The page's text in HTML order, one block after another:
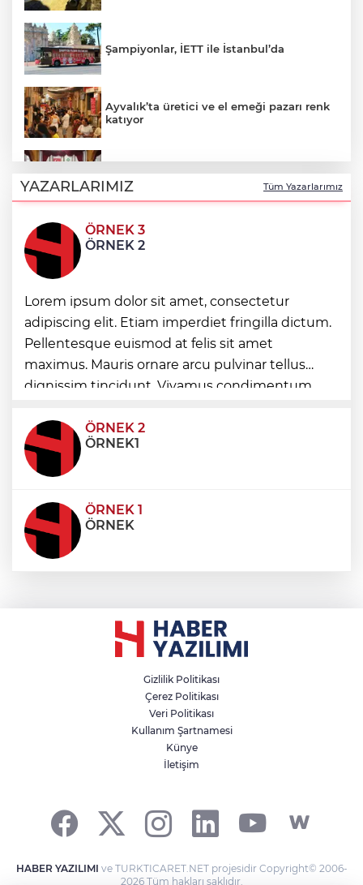
Şampiyonlar, İETT ile İstanbul’da
Ayvalık’ta üretici ve el emeği pazarı renk
katıyor
birliği
İpsala OSB'nin gelişimi için kritik ziyaret
Bursa Büyükşehir Harmancık’ta da yolları
yeniliyor
Ağrı'da toplu sünnet şöleni
YAZARLARIMIZ Tüm Yazarlarımız
ÖRNEK 3
ÖRNEK 2
Lorem ipsum dolor sit amet, consectetur
adipiscing elit. Etiam imperdiet fringilla dictum.
Pellentesque euismod at felis sit amet
maximus. Mauris ornare arcu pulvinar tellus
dignissim tincidunt. Vivamus condimentum
condimentum eros et, faucibus sapien. Praese
ÖRNEK 2
ÖRNEK1
ÖRNEK 1
ÖRNEK
Gizlilik Politikası
Çerez Politikası
Veri Politikası
Kullanım Şartnamesi
Künye
İletişim
HABER YAZILIMI ve TURKTICARET.NET projesidir Copyright© 2006-
2026 Tüm hakları saklıdır.